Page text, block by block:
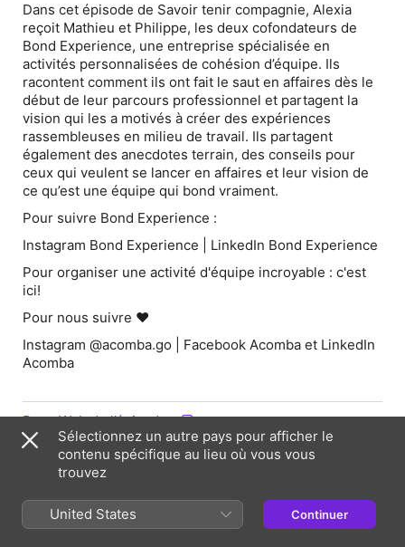
Dans cet épisode de Savoir tenir compagnie, Alexia
reçoit Mathieu et Philippe, les deux cofondateurs de
Bond Experience, une entreprise spécialisée en
activités personnalisées de cohésion d’équipe. Ils
racontent comment ils ont fait le saut en affaires dès le
début de leur parcours professionnel et partagent la
vision qui les a motivés à créer des expériences
rassembleuses en milieu de travail. Ils partagent
également des anecdotes terrain, des conseils pour
ceux qui veulent se lancer en affaires et leur vision de
ce qu’est une équipe qui bond vraiment.
Pour suivre Bond Experience :
Instagram ⁠Bond Experience⁠⁠⁠⁠⁠ | LinkedIn ⁠⁠Bond Experience
Pour organiser une activité d'équipe incroyable : ⁠c'est
ici⁠!
Pour nous suivre ♥
Instagram ⁠⁠⁠@acomba.go⁠⁠⁠ | ⁠⁠⁠Facebook Acomba⁠⁠⁠ et ⁠⁠⁠LinkedIn
Acomba
Page Web de l’épisode
Informations
Émission
Savoir tenir compagnie
Sélectionnez un autre pays pour afficher le
contenu spécifique au lieu où vous vous
trouvez
United States Continuer